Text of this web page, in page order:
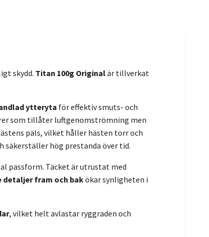
skydd. Titan 100g Originalär tillverkat
ytteryta för effektiv smuts- och
som tillåter luftgenomströmning men
päls, vilket håller hästen torr och
säkerställer hög prestanda över tid.
passform. Täcket är utrustat med
detaljer fram och bakökar synligheten i
, vilket helt avlastar ryggraden och